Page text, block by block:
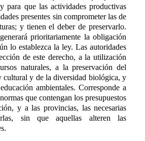
para que las actividades productivas
presentes sin comprometer las de
y tienen el deber de preservarlo.
prioritariamente la obligación
lo establezca la ley. Las autoridades
de este derecho, a la utilización
naturales, a la preservación del
cultural y de la diversidad biológica, y
ambientales. Corresponde a
que contengan los presupuestos
y a las provincias, las necesarias
sin que aquellas alteren las